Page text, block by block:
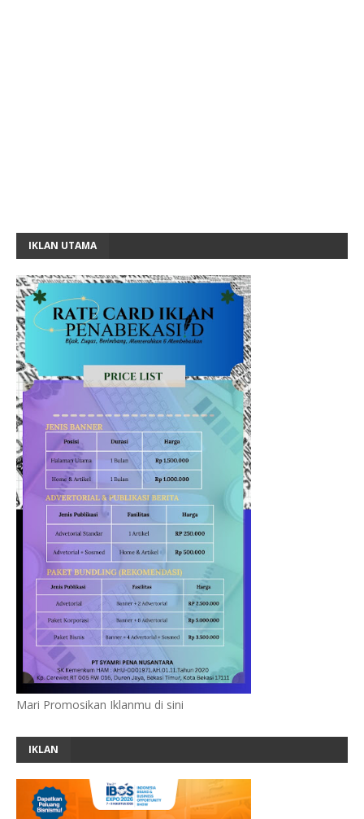
IKLAN UTAMA
Mari Promosikan Iklanmu di sini
IKLAN